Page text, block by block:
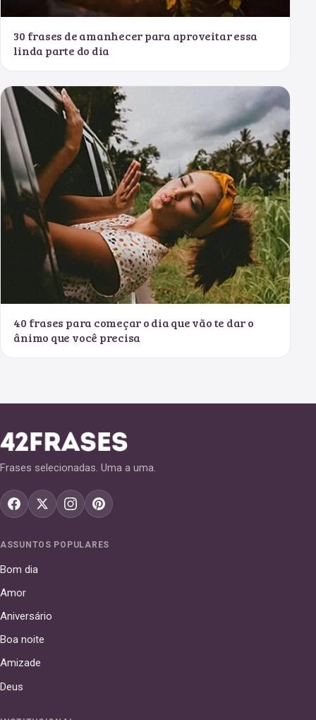
30 frases de amanhecer para aproveitar essa
linda parte do dia
40 frases para começar o dia que vão te dar o
ânimo que você precisa
Frases selecionadas. Uma a uma.
ASSUNTOS POPULARES
Bom dia
Amor
Aniversário
Boa noite
Amizade
Deus